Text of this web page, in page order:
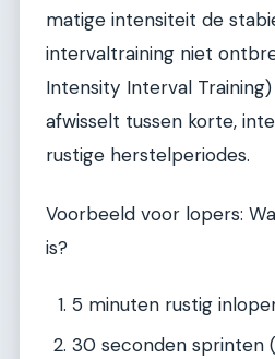
matige intensiteit de
intervaltraining niet
Intensity Interval
afwisselt tussen korte,
rustige herstelperiodes.
Voorbeeld voor lopers:
is?
5 minuten rustig
30 seconden sprinten